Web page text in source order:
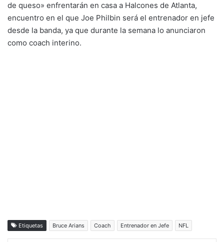
de queso» enfrentarán en casa a Halcones de Atlanta,
encuentro en el que Joe Philbin será el entrenador en jefe
desde la banda, ya que durante la semana lo anunciaron
como coach interino.
Etiquetas Bruce Arians Coach Entrenador en Jefe NFL